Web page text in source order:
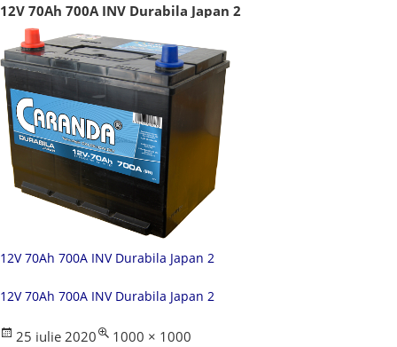
12V 70Ah 700A INV Durabila Japan 2
12V 70Ah 700A INV Durabila Japan 2
12V 70Ah 700A INV Durabila Japan 2
Posted
25 iulie 2020
Full
1000 × 1000